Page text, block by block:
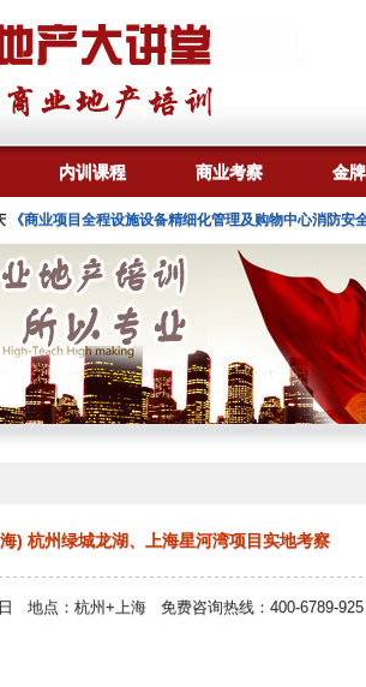
内训课程 商业考察 金
项目全程设施设备精细化管理及购物中心消防安全管控
) 杭州绿城龙湖、上海星河湾项目实地考察
地点：杭州+上海 免费咨询热线：400-6789-